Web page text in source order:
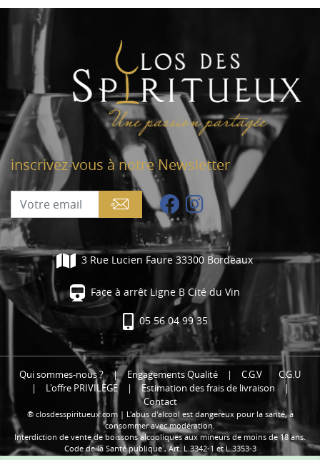
inscrivez-vous à notre Newsletter
3 Rue Lucien Faure 33300 Bordeaux
Face à arrêt Ligne B Cité du Vin
05 56 04 99 35
Qui sommes-nous ? | Engagements Qualité | C.G.V
C.G.U
|
L'offre PRIVILÈGE | Estimation des frais de livraison
|
Contact
® closdesspiritueux.com | L'abus d'alcool est dangereux pour la santé, à
consommer avec modération.
Interdiction de vente de boissons alcooliques aux mineurs de moins de 18 ans.
Code de la Santé publique , Art. L.3342-1 et L.3353-3